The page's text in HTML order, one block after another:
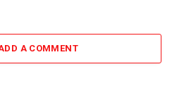
A COMMENT